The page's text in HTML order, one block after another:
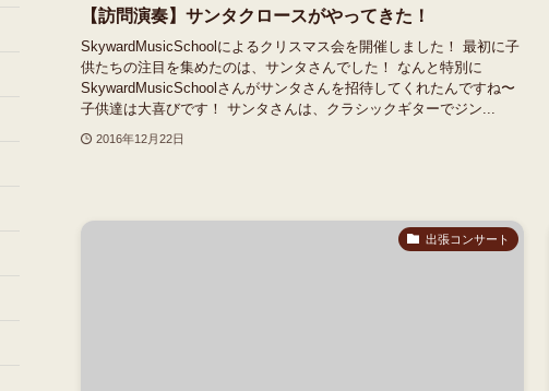
【訪問演奏】サンタクロースがやってきた！
SkywardMusicSchoolによるクリスマス会を開催しました！ 最初に子
供たちの注目を集めたのは、サンタさんでした！ なんと特別に
SkywardMusicSchoolさんがサンタさんを招待してくれたんですね〜
子供達は大喜びです！ サンタさんは、クラシックギターでジン...
2016年12月22日
出張コンサート